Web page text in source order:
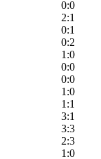
0:0
2:1
0:1
0:2
1:0
0:0
0:0
1:0
1:1
3:1
3:3
2:3
1:0